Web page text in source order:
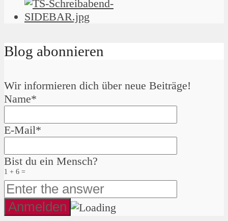
Blog abonnieren
Wir informieren dich über neue Beiträge!
Name*
E-Mail*
Bist du ein Mensch?
1 + 6 =